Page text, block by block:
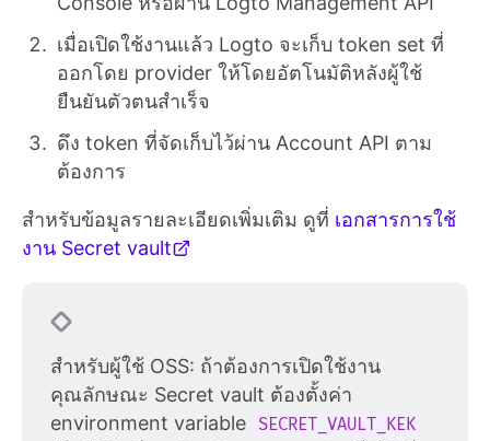
เมื่อเปิดใช้งานแล้ว Logto จะเก็บ token set ที่
ออกโดย provider ให้โดยอัตโนมัติหลังผู้ใช้
ยืนยันตัวตนสำเร็จ
ดึง token ที่จัดเก็บไว้ผ่าน Account API ตาม
ต้องการ
สำหรับข้อมูลรายละเอียดเพิ่มเติม ดูที่ เอกสารการใช้
งาน Secret vault
สำหรับผู้ใช้ OSS: ถ้าต้องการเปิดใช้งาน
คุณลักษณะ Secret vault ต้องตั้งค่า
environment variable
SECRET_VAULT_KEK